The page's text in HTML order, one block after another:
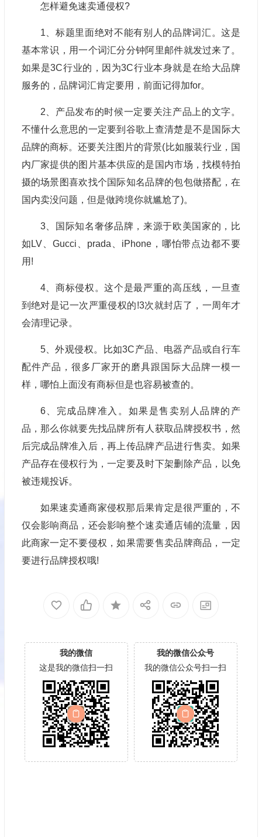
怎样避免速卖通侵权?
1、标题里面绝对不能有别人的品牌词汇。这是
基本常识，用一个词汇分分钟阿里邮件就发过来了。
如果是3C行业的，因为3C行业本身就是在给大品牌
服务的，品牌词汇肯定要用，前面记得加for。
2、产品发布的时候一定要关注产品上的文字。
不懂什么意思的一定要到谷歌上查清楚是不是国际大
品牌的商标。还要关注图片的背景(比如服装行业，国
内厂家提供的图片基本供应的是国内市场，找模特拍
摄的场景图喜欢找个国际知名品牌的包包做搭配，在
国内卖没问题，但是做跨境你就尴尬了)。
3、国际知名奢侈品牌，来源于欧美国家的，比
如LV、Gucci、prada、iPhone，哪怕带点边都不要
用!
4、商标侵权。这个是最严重的高压线，一旦查
到绝对是记一次严重侵权的!3次就封店了，一周年才
会清理记录。
5、外观侵权。比如3C产品、电器产品或自行车
配件产品，很多厂家开的磨具跟国际大品牌一模一
样，哪怕上面没有商标但是也容易被查的。
6、完成品牌准入。如果是售卖别人品牌的产
品，那么你就要先找品牌所有人获取品牌授权书，然
后完成品牌准入后，再上传品牌产品进行售卖。如果
产品存在侵权行为，一定要及时下架删除产品，以免
被违规投诉。
如果速卖通商家侵权那后果肯定是很严重的，不
仅会影响商品，还会影响整个速卖通店铺的流量，因
此商家一定不要侵权，如果需要售卖品牌商品，一定
要进行品牌授权哦!
我的微信
这是我的微信扫一扫
我的微信公众号
我的微信公众号扫一扫